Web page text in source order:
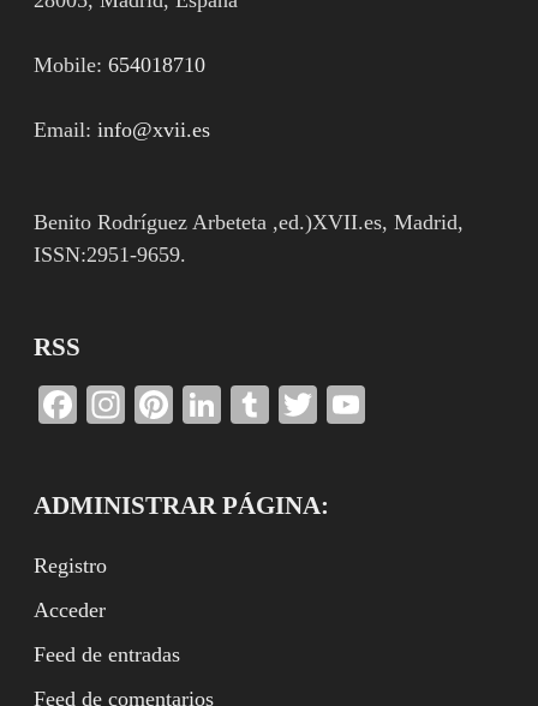
Mobile:654018710
Email:info@xvii.es
Benito Rodríguez Arbeteta ,ed.)XVII.es, Madrid,
ISSN:2951-9659.
RSS
Facebook
Instagram
Pinterest
LinkedIn
TumblrTwitter
ADMINISTRAR PÁGINA:
Registro
Acceder
Feed de entradas
Feed de comentarios